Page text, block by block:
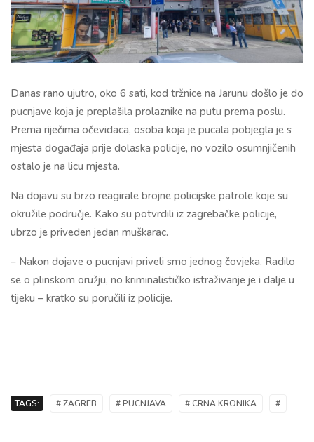
Danas rano ujutro, oko 6 sati, kod tržnice na Jarunu došlo je do
pucnjave koja je preplašila prolaznike na putu prema poslu.
Prema riječima očevidaca, osoba koja je pucala pobjegla je s
mjesta događaja prije dolaska policije, no vozilo osumnjičenih
ostalo je na licu mjesta.
Na dojavu su brzo reagirale brojne policijske patrole koje su
okružile područje. Kako su potvrdili iz zagrebačke policije,
ubrzo je priveden jedan muškarac.
– Nakon dojave o pucnjavi priveli smo jednog čovjeka. Radilo
se o plinskom oružju, no kriminalističko istraživanje je i dalje u
tijeku – kratko su poručili iz policije.
TAGS: # ZAGREB # PUCNJAVA # CRNA KRONIKA #